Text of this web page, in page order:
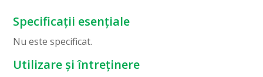
Specificații esențiale
Nu este specificat.
Utilizare și întreținere